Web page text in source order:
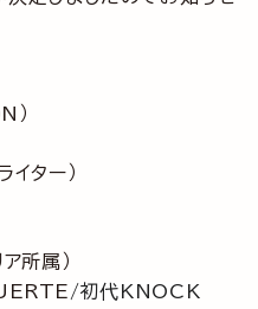
）
イター）
所属）
/初代KNOCK